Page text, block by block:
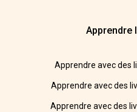
Apprendre
Apprendre avec des
Apprendre avec des
Apprendre avec des